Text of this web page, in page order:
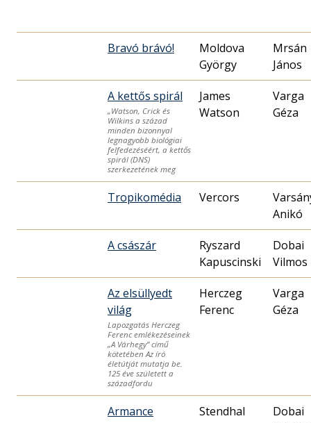
Bravó brávó!
Moldova
György
Mrsán
János
A kettős spirál
„Watson, Crick és
Wilkins a század
minden bizonnyal
legnagyobb biológiai
felfedezéséért, a kettős
spirál (DNS)
szerkezetének meg
James
Watson
Varga
Géza
Tropikomédia Vercors
Anikó
A császár
Ryszard
Kapuscinski
Dobai
Vilmos
Az elsüllyedt
világ
Lapozgatás Herczeg
Ferenc emlékezéseinek
„A Várhegy” című
kötetében Az író
életútját mutatja be.
125 éve született a
századfordu
Herczeg
Ferenc
Varga
Géza
Armance Stendhal
Dobai